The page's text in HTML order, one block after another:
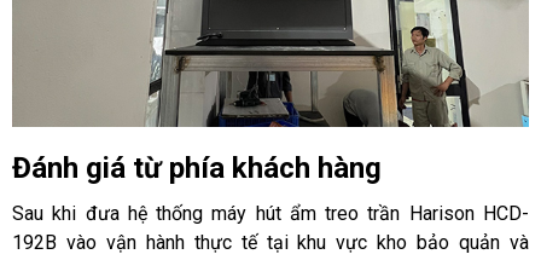
Đánh giá từ phía khách hàng
Sau khi đưa hệ thống máy hút ẩm treo trần Harison HCD-
192B vào vận hành thực tế tại khu vực kho bảo quản và